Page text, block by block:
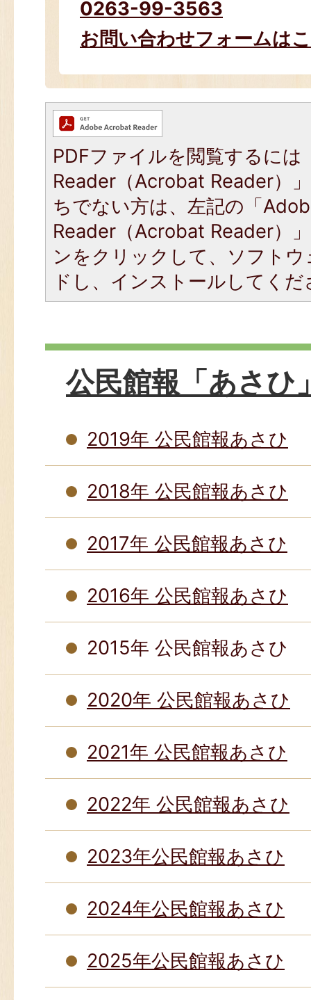
0263-99-3563
お問い合わせフォームは
PDFファイルを閲覧するには
Reader（Acrobat Reader）
ちでない方は、左記の「
Reader（Acrobat Reader）
ンをクリックして、ソフト
ドし、インストールしてくだ
公民館報「あさひ
2019年 公民館報あさひ
2018年 公民館報あさひ
2017年 公民館報あさひ
2016年 公民館報あさひ
2015年 公民館報あさひ
2020年 公民館報あさひ
2021年 公民館報あさひ
2022年 公民館報あさひ
2023年公民館報あさひ
2024年公民館報あさひ
2025年公民館報あさひ